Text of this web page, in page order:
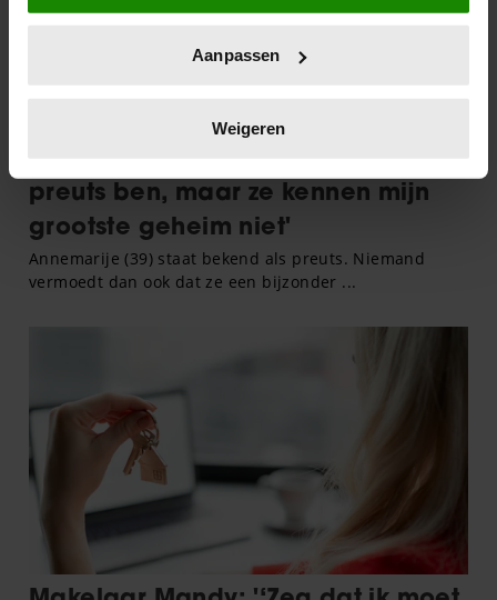
locatie, die tot een paar meter nauwkeurig kan zijn
scannen op specifieke eigenschappen (fingerprinting)
verwerkt en stel uw voorkeuren in het
intrekken in de Cookieverklaring.
We gebruiken cookies om content en advertenties te
personaliseren, om functies voor social media te bieden
en om ons websiteverkeer te analyseren. Ook delen we
verzameld op basis van uw gebruik van hun services. U
gaat akkoord met onze cookies als u onze website blijft
gebruiken.
Aanpassen
Weigeren